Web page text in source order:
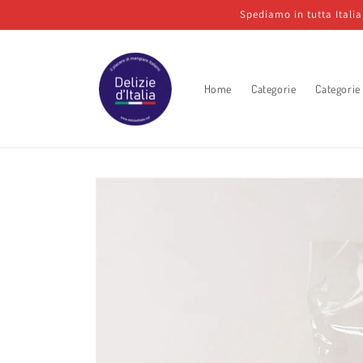
ai contenuti
Spediamo in tutta
Home Categorie Categorie
Passa alle